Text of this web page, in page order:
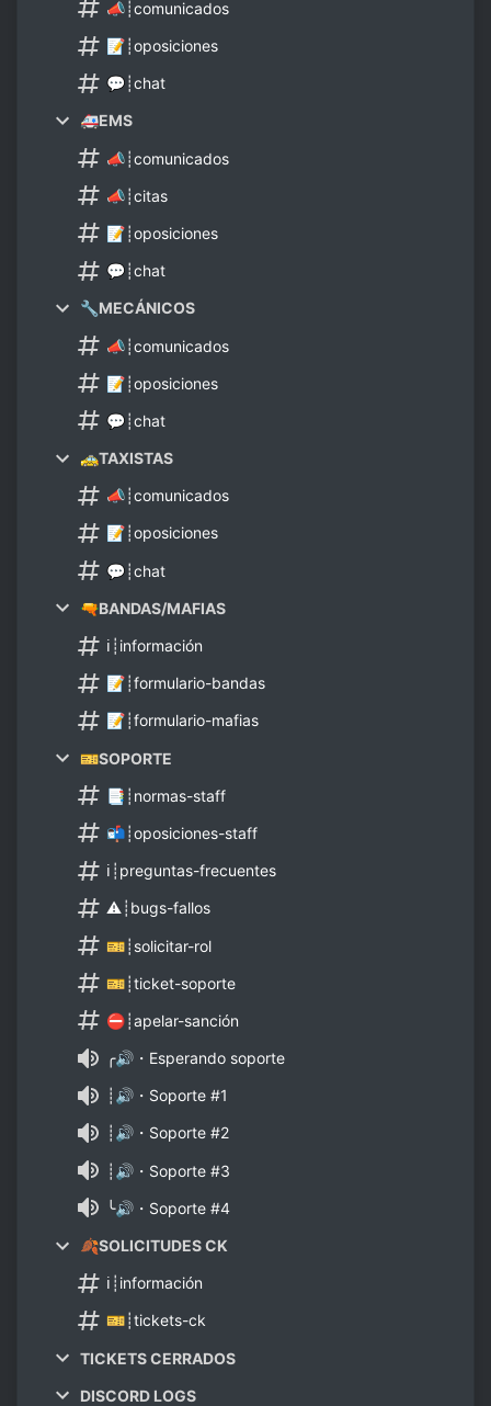
📣┊comunicados
📝┊oposiciones
💬┊chat
🚑EMS
📣┊comunicados
📣┊citas
📝┊oposiciones
💬┊chat
🔧MECÁNICOS
📣┊comunicados
📝┊oposiciones
💬┊chat
🚕TAXISTAS
📣┊comunicados
📝┊oposiciones
💬┊chat
🔫BANDAS/MAFIAS
ℹ┊información
📝┊formulario-bandas
📝┊formulario-mafias
🎫SOPORTE
📑┊normas-staff
📬┊oposiciones-staff
ℹ┊preguntas-frecuentes
⚠┊bugs-fallos
🎫┊solicitar-rol
🎫┊ticket-soporte
⛔┊apelar-sanción
╭🔊・Esperando soporte
┊🔊・Soporte #1
┊🔊・Soporte #2
┊🔊・Soporte #3
╰🔊・Soporte #4
🍂SOLICITUDES CK
ℹ┊información
🎫┊tickets-ck
TICKETS CERRADOS
DISCORD LOGS